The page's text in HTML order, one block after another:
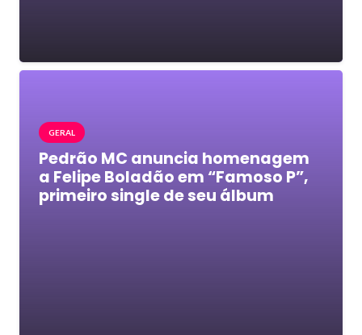
GERAL
Pedrão MC anuncia homenagem
a Felipe Boladão em “Famoso P”,
primeiro single de seu álbum